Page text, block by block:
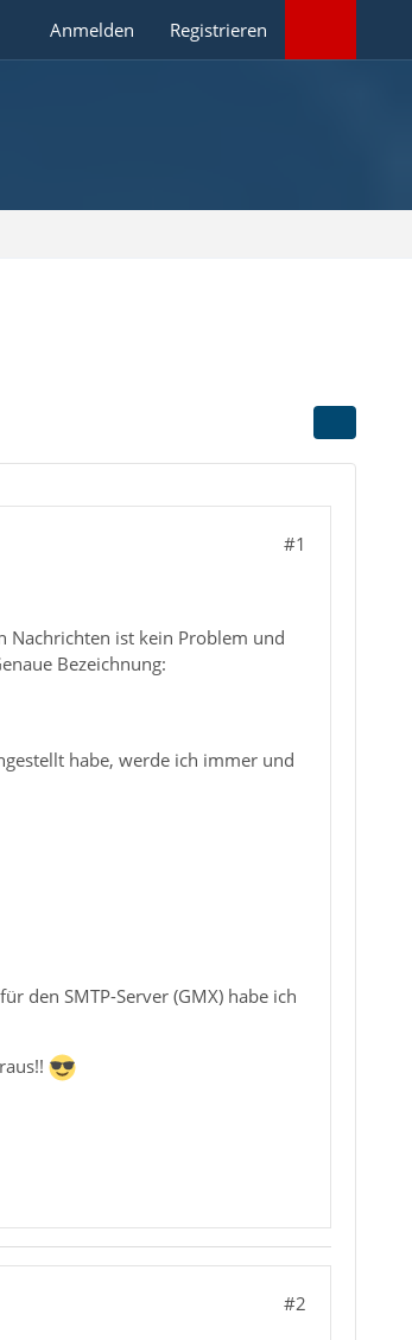
Anmelden Registrieren
#1
Nachrichten ist kein Problem und
Bezeichnung:
habe, werde ich immer und
den SMTP-Server (GMX) habe ich
#2